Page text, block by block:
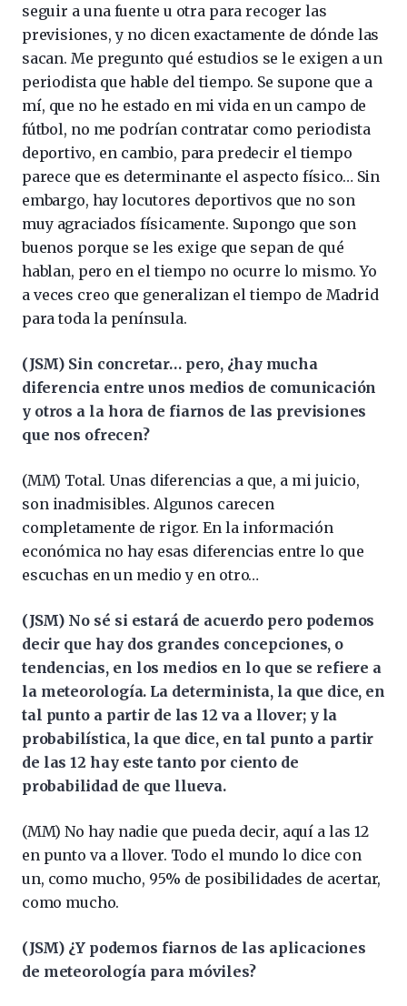
seguir a una fuente u otra para recoger las
previsiones, y no dicen exactamente de dónde las
sacan. Me pregunto qué estudios se le exigen a un
periodista que hable del tiempo. Se supone que a
mí, que no he estado en mi vida en un campo de
fútbol, no me podrían contratar como periodista
deportivo, en cambio, para predecir el tiempo
parece que es determinante el aspecto físico… Sin
embargo, hay locutores deportivos que no son
muy agraciados físicamente. Supongo que son
buenos porque se les exige que sepan de qué
hablan, pero en el tiempo no ocurre lo mismo. Yo
a veces creo que generalizan el tiempo de Madrid
para toda la península.
(JSM) Sin concretar… pero, ¿hay mucha
diferencia entre unos medios de comunicación
y otros a la hora de fiarnos de las previsiones
que nos ofrecen?
(MM) Total. Unas diferencias a que, a mi juicio,
son inadmisibles. Algunos carecen
completamente de rigor. En la información
económica no hay esas diferencias entre lo que
escuchas en un medio y en otro…
(JSM) No sé si estará de acuerdo pero podemos
decir que hay dos grandes concepciones, o
tendencias, en los medios en lo que se refiere a
la meteorología. La determinista, la que dice, en
tal punto a partir de las 12 va a llover; y la
probabilística, la que dice, en tal punto a partir
de las 12 hay este tanto por ciento de
probabilidad de que llueva.
(MM) No hay nadie que pueda decir, aquí a las 12
en punto va a llover. Todo el mundo lo dice con
un, como mucho, 95% de posibilidades de acertar,
como mucho.
(JSM) ¿Y podemos fiarnos de las aplicaciones
de meteorología para móviles?